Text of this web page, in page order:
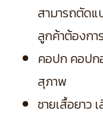
สามารถตัด
ลูกค้าต้องกา
คอปก คอปก
สุภาพ
ชายเสื้อยาว